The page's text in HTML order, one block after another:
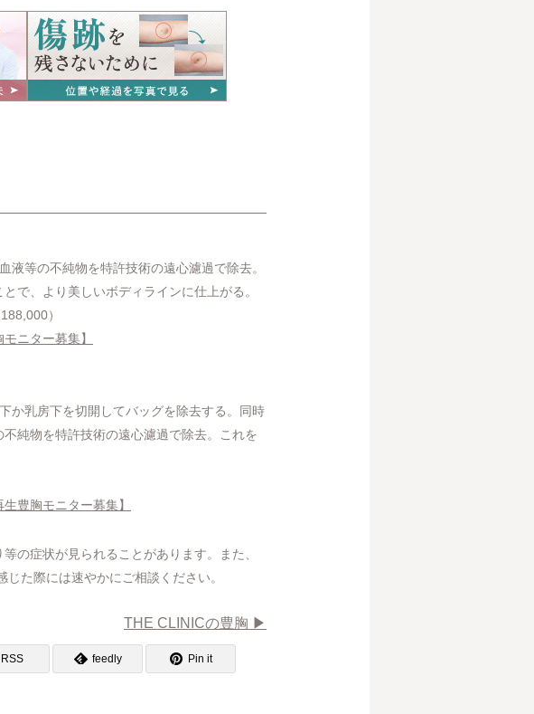
等の不純物を特許技術の遠心濾過で除去。
で、より美しいボディラインに仕上がる。
）
ニター募集】
か乳房下を切開してバッグを除去する。同時
純物を特許技術の遠心濾過で除去。これを
豊胸モニター募集】
の症状が見られることがあります。また、
た際には速やかにご相談ください。
THE CLINICの豊胸 ▶︎
RSS feedly Pin it